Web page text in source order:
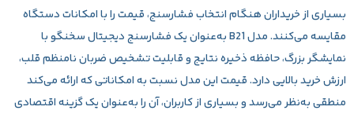
بسیاری از خریداران هنگام انتخاب فشارسنج، قیمت را با امکانات دستگاه
مقایسه می‌کنند. مدل B21 به‌عنوان یک
فشارسنج دیجیتال سخنگوبا
نمایشگر بزرگ، حافظه ذخیره نتایج و قابلیت تشخیص ضربان نامنظم قلب،
ارزش خرید بالایی دارد. قیمت این مدل نسبت به امکاناتی که ارائه می‌کند
منطقی به‌نظر می‌رسد و بسیاری از کاربران، آن را به‌عنوان یک گزینه اقتصادی